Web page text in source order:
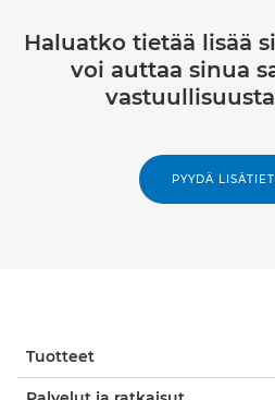
Haluatko tietää lisää
voi auttaa sinua
PYYDÄ
Tuotteet